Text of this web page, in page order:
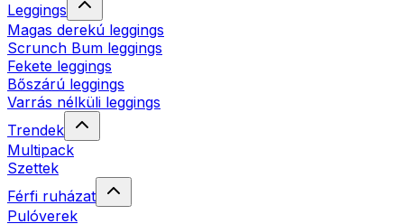
Leggings
Magas derekú leggings
Scrunch Bum leggings
Fekete leggings
Bőszárú leggings
Varrás nélküli leggings
Trendek
Multipack
Szettek
Férfi ruházat
Pulóverek